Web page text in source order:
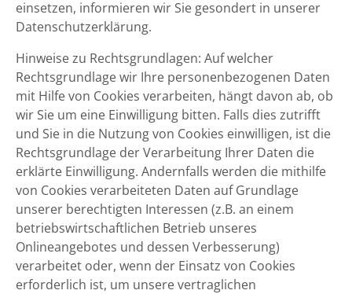
einsetzen, informieren wir Sie gesondert in unserer
Datenschutzerklärung.
Hinweise zu Rechtsgrundlagen: Auf welcher
Rechtsgrundlage wir Ihre personenbezogenen Daten
mit Hilfe von Cookies verarbeiten, hängt davon ab, ob
wir Sie um eine Einwilligung bitten. Falls dies zutrifft
und Sie in die Nutzung von Cookies einwilligen, ist die
Rechtsgrundlage der Verarbeitung Ihrer Daten die
erklärte Einwilligung. Andernfalls werden die mithilfe
von Cookies verarbeiteten Daten auf Grundlage
unserer berechtigten Interessen (z.B. an einem
betriebswirtschaftlichen Betrieb unseres
Onlineangebotes und dessen Verbesserung)
verarbeitet oder, wenn der Einsatz von Cookies
erforderlich ist, um unsere vertraglichen